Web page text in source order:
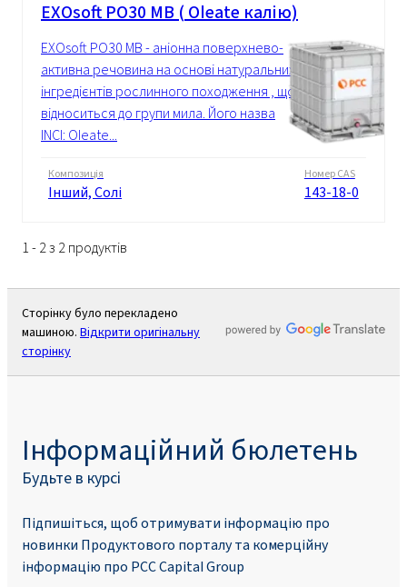
EXOsoft PO30 MB ( Oleate калію)
EXOsoft PO30 MB - аніонна поверхнево-
активна речовина на основі натуральних
інгредієнтів рослинного походження , що
відноситься до групи мила. Його назва
INCI: Oleate...
Композиція
Інший, Солі
Номер CAS
143-18-0
1 - 2 з 2 продуктів
Сторінку було перекладено
машиною. Відкрити оригінальну
сторінку
Інформаційний бюлетень
Будьте в курсі
Підпишіться, щоб отримувати інформацію про
новинки Продуктового порталу та комерційну
інформацію про PCC Capital Group